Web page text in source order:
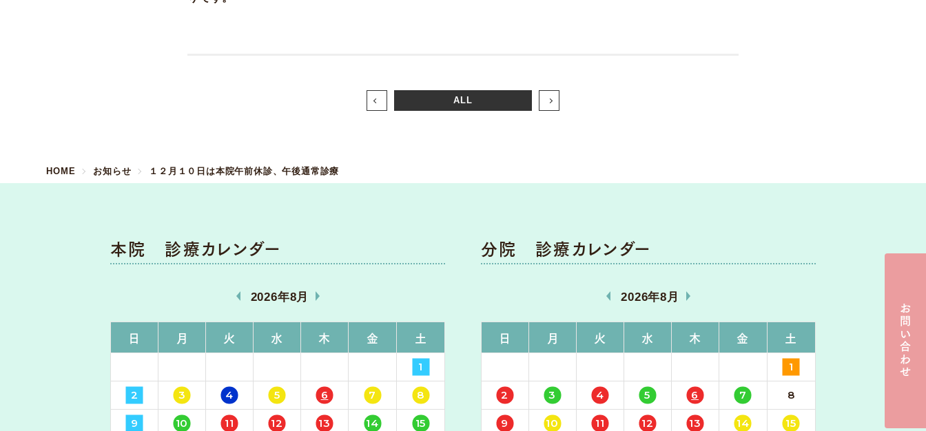
ALL
HOME お知らせ １２月１０日は本院午前休診、午後通常診療
本院 診療カレンダー
«
2026年8月
日 月 火 水 木 金 土
1
2 3 4 5 6 7 8
9 10 11 12 13 14 15
分院 診療カレンダー
«
2026年8月
日 月 火 水 木 金 土
1
2 3 4 5 6 7 8
9 10 11 12 13 14 15
お問い合わせ